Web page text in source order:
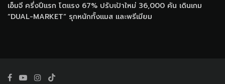
เอ็มจี ครึ่งปีแรก โตแรง 67% ปรับเป้าใหม่ 36,000 คัน เดินเกม
“DUAL-MARKET” รุกหนักทั้งแมส และพรีเมียม